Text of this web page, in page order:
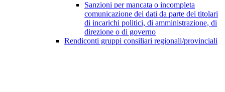
Sanzioni per mancata o incompleta
comunicazione dei dati da parte dei titolari
di incarichi politici, di amministrazione, di
direzione o di governo
Rendiconti gruppi consiliari regionali/provinciali